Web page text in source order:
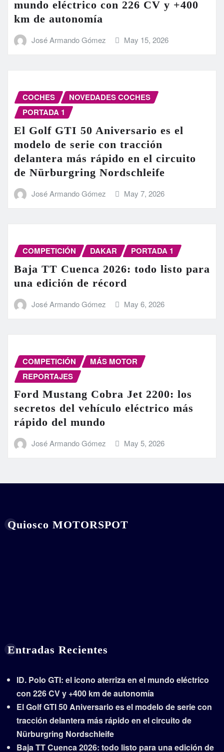
mundo eléctrico con 226 CV y +400
km de autonomía
José Armando Gómez May 15, 2026
COCHES
NOVEDADES COCHES
PORTADA 1
El Golf GTI 50 Aniversario es el
modelo de serie con tracción
delantera más rápido en el circuito
de Nürburgring Nordschleife
José Armando Gómez May 7, 2026
COMPETICIÓN DAKAR PORTADA 1
Baja TT Cuenca 2026: todo listo para
una edición de récord
José Armando Gómez May 6, 2026
COMPETICIÓN
MÁS MOTOR
REPORTAJES
Ford Mustang Cobra Jet 2200: los
secretos del vehículo eléctrico más
rápido del mundo
José Armando Gómez May 5, 2026
Quiosco MOTORSPOT
Entradas Recientes
ID. Polo GTI: el icono aterriza en el mundo eléctrico
con 226 CV y +400 km de autonomía
El Golf GTI 50 Aniversario es el modelo de serie con
tracción delantera más rápido en el circuito de
Nürburgring Nordschleife
Baja TT Cuenca 2026: todo listo para una edición de